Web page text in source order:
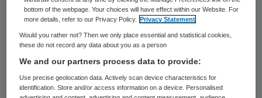
Kabinetsleden in Amerika vliegen meestal
met commerciële vliegtuigmaatschappijen,
tenzij er specifieke redenen zijn om een
privévliegtuig te nemen. Price is de eerste
minister uit het kabinet van Trump die
bottom of the webpage. Your choices will have effect within our Website. For
more details, refer to our Privacy Policy.
Privacy Statement
Would you rather not? Then we only place essential and statistical cookies,
these do not record any data about you as a person
We and our partners process data to provide:
Use precise geolocation data. Actively scan device characteristics for
identification. Store and/or access information on a device. Personalised